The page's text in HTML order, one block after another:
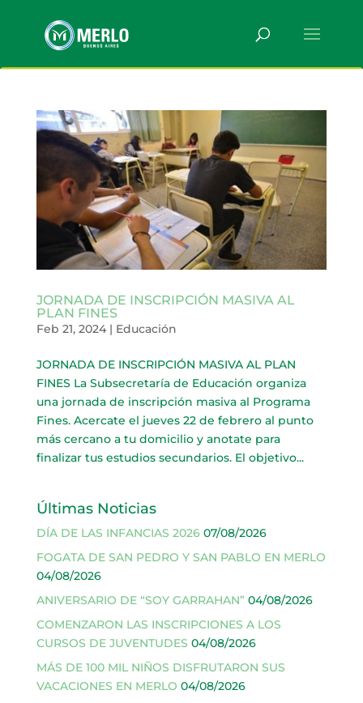
JORNADA DE INSCRIPCIÓN MASIVA AL
PLAN FINES
Feb 21, 2024| Educación
JORNADA DE INSCRIPCIÓN MASIVA AL PLAN
FINES La Subsecretaría de Educación organiza
una jornada de inscripción masiva al Programa
Fines. Acercate el jueves 22 de febrero al punto
más cercano a tu domicilio y anotate para
finalizar tus estudios secundarios. El objetivo...
Últimas Noticias
DÍA DE LAS INFANCIAS 2026 07/08/2026
FOGATA DE SAN PEDRO Y SAN PABLO EN MERLO
04/08/2026
ANIVERSARIO DE “SOY GARRAHAN” 04/08/2026
COMENZARON LAS INSCRIPCIONES A LOS
CURSOS DE JUVENTUDES 04/08/2026
MÁS DE 100 MIL NIÑOS DISFRUTARON SUS
VACACIONES EN MERLO 04/08/2026